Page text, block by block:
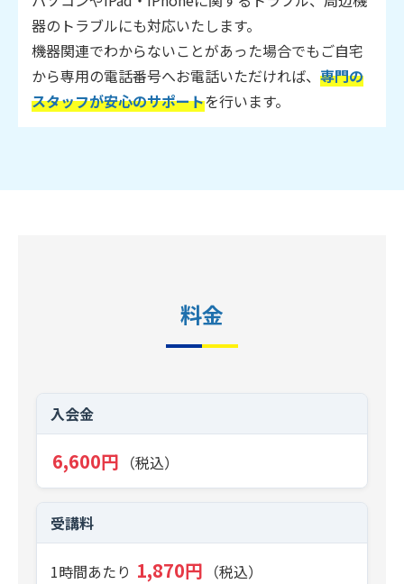
器のトラブルにも対応いたします。
機器関連でわからないことがあった場合でもご自宅
から専用の電話番号へお電話いただければ、 専門の
スタッフが安心のサポートを行います。
料金
入会金
6,600円 （税込）
受講料
1時間あたり 1,870円 （税込）